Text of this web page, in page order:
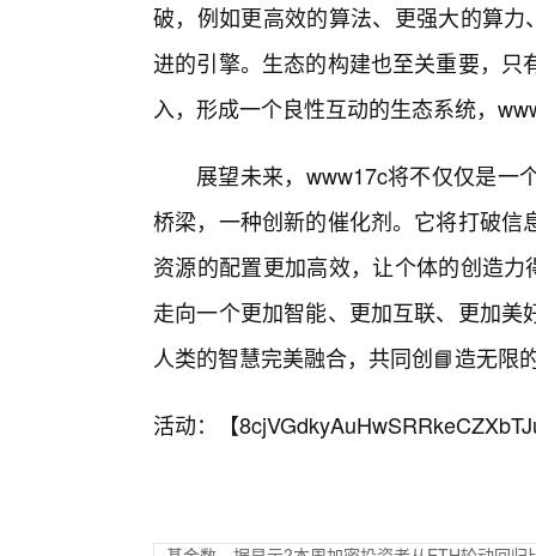
破，例如更高效的算法、更强大的算
进的引擎。生态的构建也至关重要，
入，形成一个良性互动的生态系统，
展望未来，www17c将不仅仅是一
桥梁，一种创新的催化剂。它将打破
资源的配置更加高效，让个体的创造
走向一个更加智能、更加互联、更加
人类的智慧完美融合，共同创📘造无限
活动：【